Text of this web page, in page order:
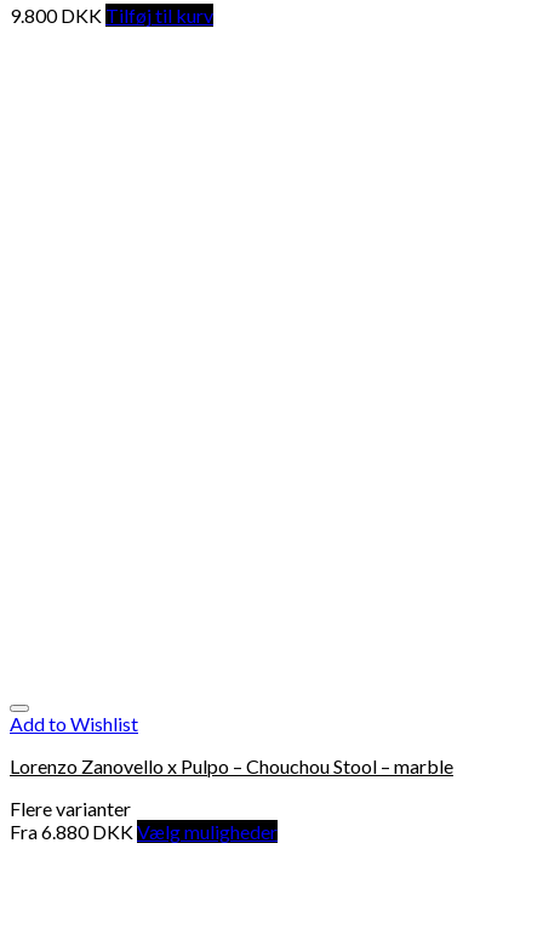
9.800DKK Tilføj til kurv
Add to Wishlist
Lorenzo Zanovello x Pulpo – Chouchou Stool – marble
Flere varianter
Fra6.880DKKVælg muligheder